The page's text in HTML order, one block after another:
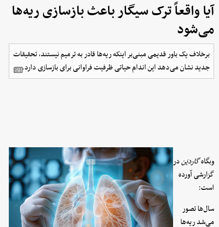
آیا واقعاً ترک سیگار باعث بازسازی ریه‌ها
می‌شود
برخلاف یک باور قدیمی مبنی‌بر اینکه ریه‌ها قادر به ترمیم نیستند، تحقیقات
جدید نشان می‌دهد این اندام حیاتی ظرفیت فراوانی برای بازسازی دارد.
وبگاهگاردیَندر
گزارشی آورده
است:
سال‌ها تصور
می‌شد ریه‌ها